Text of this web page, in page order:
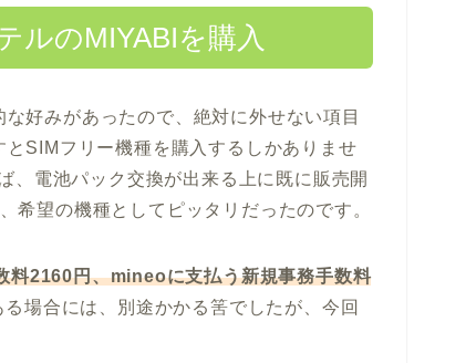
ルのMIYABIを購入
好みがあったので、絶対に外せない項目
SIMフリー機種を購入するしかありませ
、電池パック交換が出来る上に既に販売開
希望の機種としてピッタリだったのです。
料2160円、mineoに支払う新規事務手数料
場合には、別途かかる筈でしたが、今回